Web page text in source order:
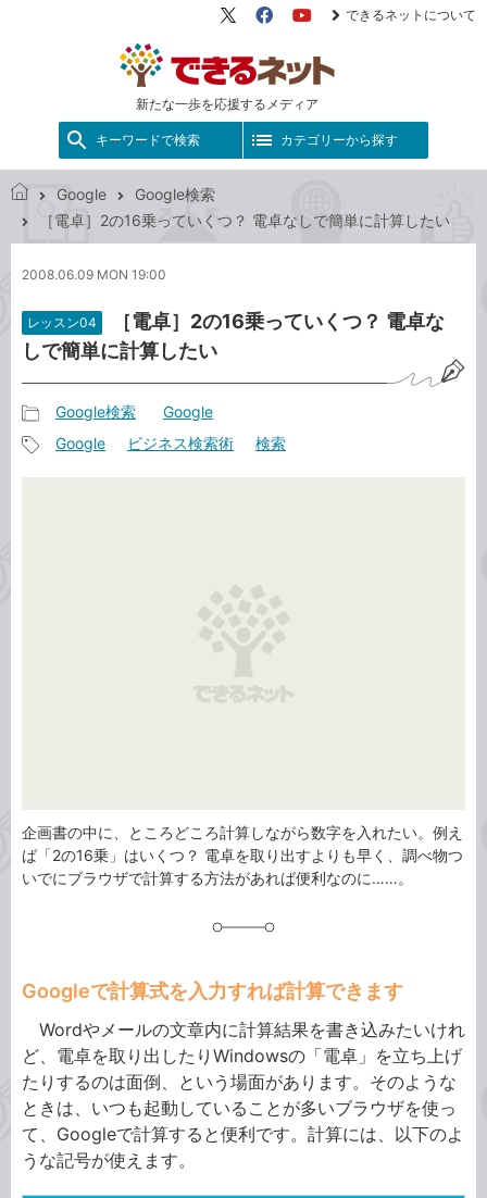
新たな一歩を応援するメディア
X（旧
FacebookYouTube
できるネットについて
キーワードで検索 カテゴリーから探す
ネ
ト
Google
Google検索
［電卓］2の16乗っていくつ？ 電卓なしで簡単に計算したい
2008.06.09 MON 19:00
レッスン04
［電卓］2の16乗っていくつ？ 電卓な
しで簡単に計算したい
事
カ
Google検索 Google
Google ビジネス検索術 検索
企画書の中に、ところどころ計算しながら数字を入れたい。例え
ば「2の16乗」はいくつ？ 電卓を取り出すよりも早く、調べ物つ
いでにブラウザで計算する方法があれば便利なのに……。
Googleで計算式を入力すれば計算できます
Wordやメールの文章内に計算結果を書き込みたいけれ
ど、電卓を取り出したりWindowsの「電卓」を立ち上げ
たりするのは面倒、という場面があります。そのような
ときは、いつも起動していることが多いブラウザを使っ
て、Googleで計算すると便利です。計算には、以下のよ
うな記号が使えます。